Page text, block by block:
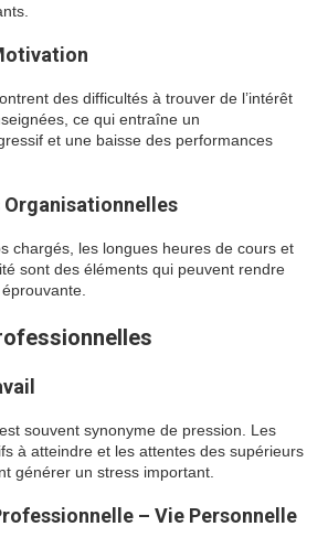
des difficultés à trouver de l’intérêt
ce qui entraîne un
et une baisse des performances
chargés, les longues heures de cours et
sont des éléments qui peuvent rendre
souvent synonyme de pression. Les
à atteindre et les attentes des supérieurs
générer un stress important.
– Vie Personnelle